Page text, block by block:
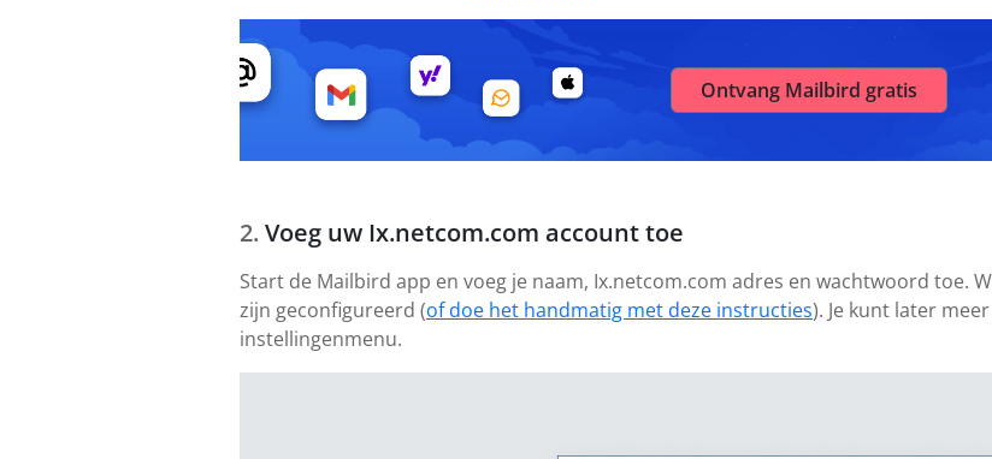
Ontvang Mailbird gratis
Voeg uw Ix.netcom.com account toe
Start de Mailbird app en voeg je naam, Ix.netcom.com adres en wachtwoord toe.
zijn geconfigureerd (of doe het handmatig met deze instructies). Je kunt later
instellingenmenu.